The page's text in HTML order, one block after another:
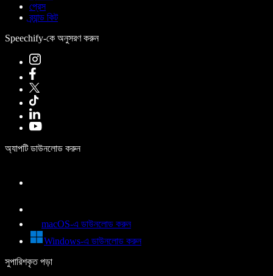
প্রেস
ব্র্যান্ড কিট
Speechify-কে অনুসরণ করুন
অ্যাপটি ডাউনলোড করুন
macOS-এ ডাউনলোড করুন
Windows-এ ডাউনলোড করুন
সুপারিশকৃত পড়া